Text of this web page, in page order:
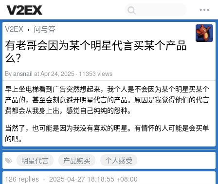
V2EX › 问与答
有老哥会因为某个明星代言买某个产品
么？
Byansnail at Apr 24, 2025 · 11353 views
早上坐电梯看到广告突然想起来，我个人是不会因为某个明星买某个
产品的，甚至会刻意避开明星代言的产品。原因是我觉得他们的代言
费都会从我身上出，感觉自己纯纯的怨种。
当然了，也可能是因为我没有喜欢的明星。有情怀的人可能是会买单
的吧。
明星代言 产品购买
个人感受
126 replies • 2025-04-27 18:18:55 +08:00